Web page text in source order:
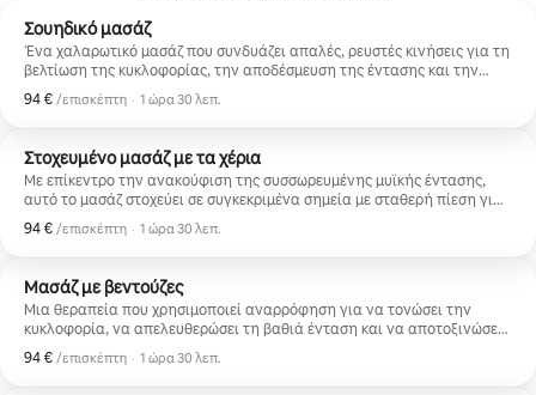
Σουηδικό μασάζ
Ένα χαλαρωτικό μασάζ που συνδυάζει απαλές, ρευστές κινήσεις για τη
βελτίωση της κυκλοφορίας, την αποδέσμευση της έντασης και την
επίτευξη μιας βαθιάς κατάστασης ηρεμίας. Ιδανικό για τη μείωση του
άγχους, τη χαλάρωση του νευρικού συστήματος και την επανασύνδεση
94 € /επισκέπτη
94 €, ανά επισκέπτη
, · 1 ώρα 30 λεπ.
Στοχευμένο μασάζ με τα χέρια
Με επίκεντρο την ανακούφιση της συσσωρευμένης μυϊκής έντασης,
αυτό το μασάζ στοχεύει σε συγκεκριμένα σημεία με σταθερή πίεση για
την αποδέσμευση των συσπάσεων, τη βελτίωση της κινητικότητας και
τη μείωση του σωματικού πόνου. Ιδανικό για όσους βιώνουν σωματικό
τους ρουτίνας.
94 € /επισκέπτη
94 €, ανά επισκέπτη
, · 1 ώρα 30 λεπ.
Μασάζ με βεντούζες
Μια θεραπεία που χρησιμοποιεί αναρρόφηση για να τονώσει την
κυκλοφορία, να απελευθερώσει τη βαθιά ένταση και να αποτοξινώσει
τον οργανισμό. Οι βεντούζες βοηθούν στην απελευθέρωση της
περιτονίας, στην ανακούφιση από τον μυϊκό πόνο και στην
94 € /επισκέπτη
94 €, ανά επισκέπτη
, · 1 ώρα 30 λεπ.